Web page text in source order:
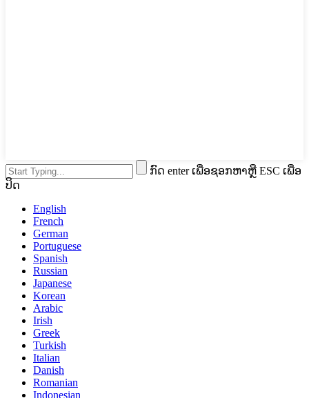
ກົດ enter ເພື່ອຊອກຫາຫຼື ESC ເພື່ອ
ປິດ
English
French
German
Portuguese
Spanish
Russian
Japanese
Korean
Arabic
Irish
Greek
Turkish
Italian
Danish
Romanian
Indonesian